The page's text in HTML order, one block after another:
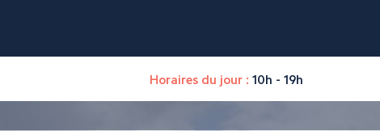
Horaires du jour : 10h - 19h